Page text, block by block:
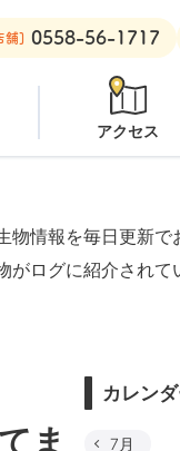
安良里ボート：クローズ
舗] 0558-56-1717
アクセス
情報を毎日更新で
がログに紹介され
ま
カレン
7月